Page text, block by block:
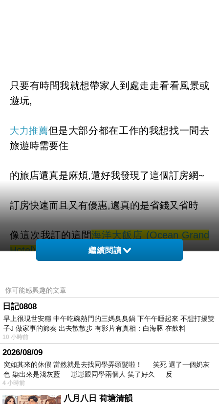
只要有時間我就想帶家人到處走走看看風景或
遊玩,
大力推薦但是大部分都在工作的我想找一間去
旅遊時需要住
的旅店還真是麻煩,還好我發現了這個訂房網~
訂房快速而且又有優惠,還真的是省錢又省時
像這次我訂的這間海洋大飯店 (Ocean Grand
Hotel)超推薦的因為
自己家一樣可以讓我覺得很放鬆又自在如果有
喜歡的話
不妨來看看
而且聽說這邊是可以全世界訂房
繼續閱讀
你可能感興趣的文章
日記0808
早上很現世安穩 中午吃碗熱門的三媽臭臭鍋 下午午睡起來 不想打擾雙
子J 做家事的節奏 出去散散步 有影片有真相：白海豚 在飲料
10 小時前
2026/08/09
突如其來的休假 當然就是去找同學弄頭髮啦！ 笑死 選了一個奶灰
色 染出來是淺灰藍 崽崽跟同學兩個人 笑了好久 反
4 小時前
八月八日 荷塘清韻